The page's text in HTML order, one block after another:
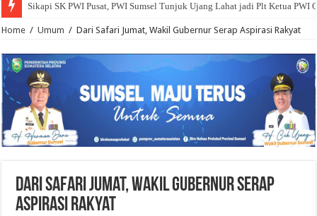
Sikapi SK PWI Pusat, PWI Sumsel Tunjuk Ujang Lahat jadi Plt Ketua PWI
Home / Umum / Dari Safari Jumat, Wakil Gubernur Serap Aspirasi Rakyat
Dari Safari Jumat, Wakil Gubernur Serap
Aspirasi Rakyat